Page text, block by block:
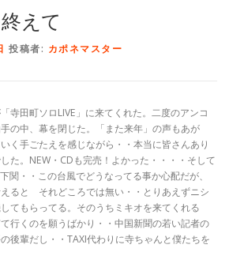
ACCESSえて
投稿者: カポネマスター
寺田町ソロLIVE」に来てくれた。二度のアンコ
の中、幕を閉じた。「また来年」の声もあが
く手ごたえを感じながら・・本当に皆さんあり
た。NEW・CDも完売！よかった・・・・そして
関・・この台風でどうなってる事か心配だが、
ると それどころでは無い・・とりあえずニシ
てもらってる。そのうちミキオを来てくれる
行くのを願うばかり・・中国新聞の若い記者の
後輩だし・・TAXI代わりに寺ちゃんと僕たちを